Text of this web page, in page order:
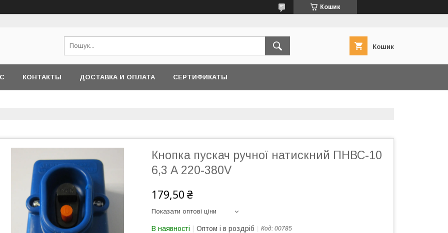
Кошик
Кошик
КОНТАКТЫ ДОСТАВКА И ОПЛАТА СЕРТИФИКАТЫ
Кнопка пускач ручної натискний ПНВС-10
6,3 А 220-380V
179,50 ₴
Показати оптові ціни
В наявності Оптом і в роздріб Код: 00785